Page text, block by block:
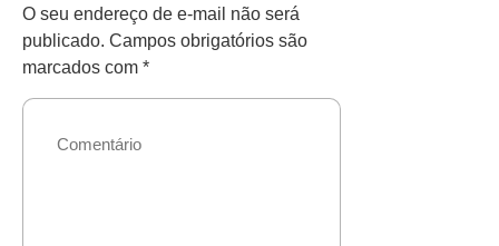
O seu endereço de e-mail não será
publicado. Campos obrigatórios são
marcados com *